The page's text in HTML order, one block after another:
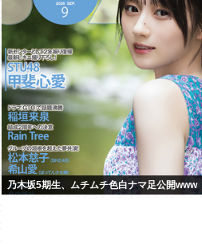
乃木坂5期生、ムチムチ色白ナマ足公開www